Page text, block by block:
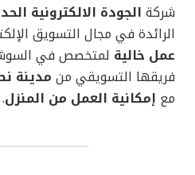
شركة الجودة الالكترونية
الرائدة في مجال التسويق
عمل خالية لمتخصص في
فريقها التسويقي من مدينة
مع إمكانية العمل من المنزل.